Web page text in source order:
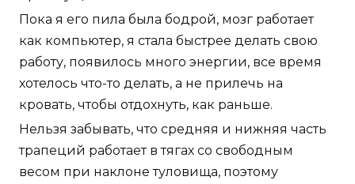
Пока я его пила была бодрой, мозг работает
как компьютер, я стала быстрее делать свою
работу, появилось много энергии, все время
хотелось что-то делать, а не прилечь на
кровать, чтобы отдохнуть, как раньше.
Нельзя забывать, что средняя и нижняя часть
трапеций работает в тягах со свободным
весом при наклоне туловища, поэтому